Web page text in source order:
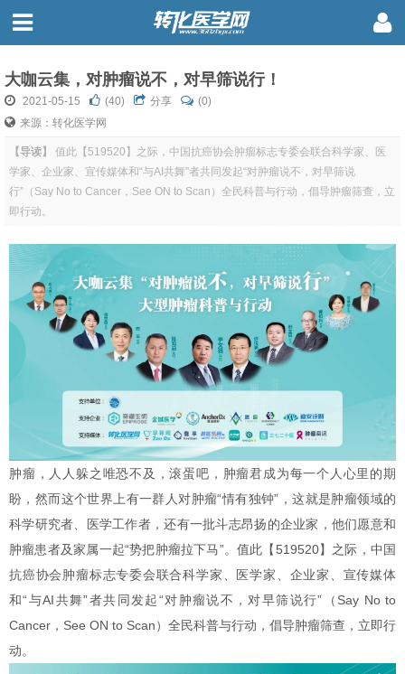
大咖云集，对肿瘤说不，对早筛说行！
2021-05-15 (40) 分享
(0)
来源：转化医学网
【导读】
值此【519520】之际，中国抗癌协会肿瘤标志专委会联合科学家、医
学家、企业家、宣传媒体和“与AI共舞”者共同发起“对肿瘤说不，对早筛说
行”（Say No to Cancer，See ON to Scan）全民科普与行动，倡导肿瘤筛查，立
即行动。
肿瘤，人人躲之唯恐不及，滚蛋吧，肿瘤君成为每一个人心里的期
盼，然而这个世界上有一群人对肿瘤“情有独钟”，这就是肿瘤领域的
科学研究者、医学工作者，还有一批斗志昂扬的企业家，他们愿意和
肿瘤患者及家属一起“势把肿瘤拉下马”。值此【519520】之际，中国
抗癌协会肿瘤标志专委会联合科学家、医学家、企业家、宣传媒体
和“与AI共舞”者共同发起“对肿瘤说不，对早筛说行”（Say No to
Cancer，See ON to Scan）全民科普与行动，倡导肿瘤筛查，立即行
动。